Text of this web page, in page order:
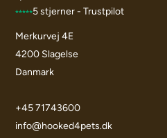
5 stjerner - Trustpilot
Merkurvej 4E
4200 Slagelse
Danmark
+45 71743600
info@hooked4pets.dk